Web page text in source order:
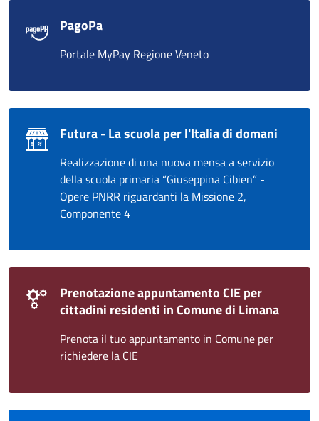
PagoPa
Portale MyPay Regione Veneto
Futura - La scuola per l'Italia di domani
Realizzazione di una nuova mensa a servizio
della scuola primaria “Giuseppina Cibien” -
Opere PNRR riguardanti la Missione 2,
Componente 4
Prenotazione appuntamento CIE per
cittadini residenti in Comune di Limana
Prenota il tuo appuntamento in Comune per
richiedere la CIE